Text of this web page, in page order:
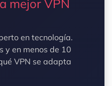
mejor VPN
en tecnología.
y en menos de 10
VPN se adapta